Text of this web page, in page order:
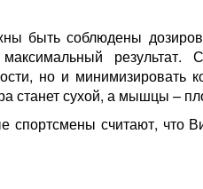
быть соблюдены
но и минимизировать
станет сухой, а мышцы –
спортсмены считают, что